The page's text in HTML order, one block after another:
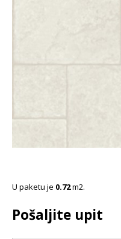
U paketu je 0.72m2.
Pošaljite upit